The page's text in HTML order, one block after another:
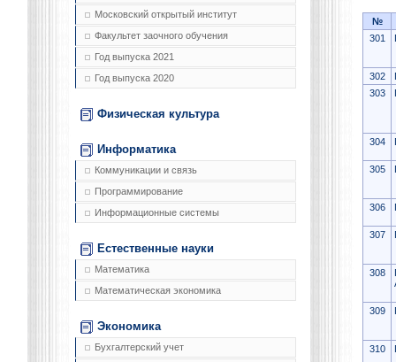
Московский открытый институт
Факультет заочного обучения
Год выпуска 2021
Год выпуска 2020
Физическая культура
Информатика
Коммуникации и связь
Программирование
Информационные системы
Естественные науки
Математика
Математическая экономика
Экономика
Бухгалтерский учет
№
301
302
303
304
305
306
307
308
309
310